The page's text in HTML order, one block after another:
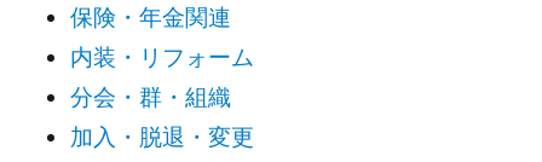
保険・年金関連
内装・リフォーム
分会・群・組織
加入・脱退・変更